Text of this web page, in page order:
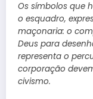
Os símbolos que
o esquadro,
maçonaria: o
Deus para
representa o
corporação
civismo.